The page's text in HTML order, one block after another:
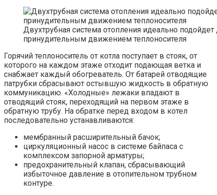
Двухтрубная система отопления идеально подойдет
принудительным движением теплоносителя
Горячий теплоноситель от котла поступает в стояк, от
которого на каждом этаже отходит подающая ветка и
снабжает каждый обогреватель. От батарей отводящие
патрубки сбрасывают остывшую жидкость в обратную
коммуникацию. «Холодные» лежаки впадают в
отводящий стояк, переходящий на первом этаже в
обратную трубу. На обратке перед входом в котел
последовательно устанавливаются:
мембранный расширительный бачок;
циркуляционный насос в системе байпаса с
комплексом запорной арматуры;
предохранительный клапан, сбрасывающий
избыточное давление в отопительном трубном
контуре.